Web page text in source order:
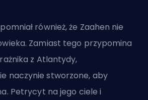
również, że Zaahen nie
Zamiast tego przypomina
z Atlantydy,
naczynie stworzone, aby
Petrycyt na jego ciele i